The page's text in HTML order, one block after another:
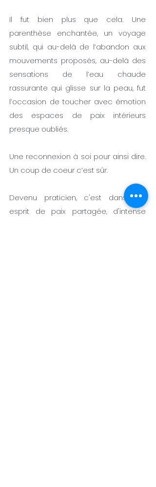
Il fut bien plus que cela. Une
parenthèse enchantée, un voyage
subtil, qui au-delà de l’abandon aux
mouvements proposés, au-delà des
sensations de l’eau chaude
rassurante qui glisse sur la peau, fut
l’occasion de toucher avec émotion
des espaces de paix intérieurs
presque oubliés.
Une reconnexion à soi pour ainsi dire.
Un coup de coeur c’est sûr.
Devenu praticien, c'est dans cet
esprit de paix partagée, d'intense